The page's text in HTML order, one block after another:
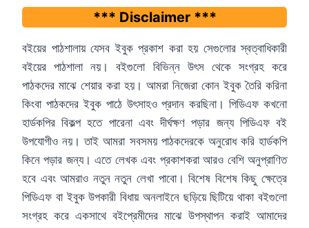
*** Disclaimer ***
বইয়ের পাঠশালায় যেসব ইবুক প্রকাশ করা হয় সেগুলোর স্বত্বাধিকারী
বইয়ের পাঠশালা নয়। বইগুলো বিভিন্ন উৎস থেকে সংগ্রহ করে
পাঠকদের মাঝে শেয়ার করা হয়। আমরা নিজেরা কোন ইবুক তৈরি করিনা
কিংবা পাঠকদের ইবুক পাঠে উৎসাহও প্রদান করছিনা। পিডিএফ কখনো
হার্ডকপির বিকল্প হতে পারেনা এবং দীর্ঘক্ষণ পড়ার জন্য পিডিএফ বই
উপযোগীও নয়। তাই আমরা সবসময় পাঠকদেরকে অনুরোধ করি হার্ডকপি
কিনে পড়ার জন্য। এতে লেখক এবং প্রকাশকরা আরও বেশি অনুপ্রাণিত
হবে এবং আমরাও নতুন নতুন লেখা পাবো। বিশেষ বিশেষ কিছু ক্ষেত্রে
পিডিএফ বা ইবুক উপকারী বিধায় অনলাইনে ছড়িয়ে ছিটিয়ে থাকা বইগুলো
সংগ্রহ করে একসাথে বইপ্রেমীদের মাঝে উপস্থাপন করাই আমাদের